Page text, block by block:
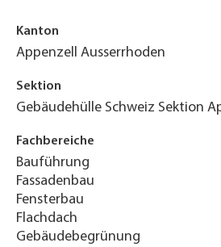
Kanton
Appenzell Ausserrhoden
Sektion
Gebäudehülle Schweiz Sektion
Fachbereiche
Bauführung
Fassadenbau
Fensterbau
Flachdach
Gebäudebegrünung